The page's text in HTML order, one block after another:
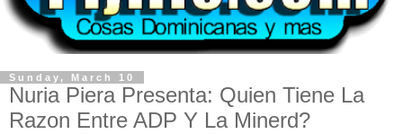
Sunday, March 10
Nuria Piera Presenta: Quien Tiene La
Razon Entre ADP Y La Minerd?